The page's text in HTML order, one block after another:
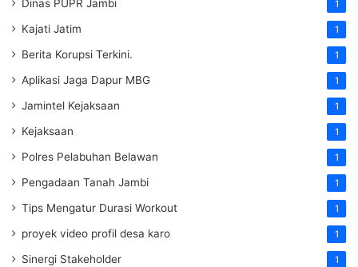
Dinas PUPR Jambi 1
Kajati Jatim 1
Berita Korupsi Terkini. 1
Aplikasi Jaga Dapur MBG 1
Jamintel Kejaksaan 1
Kejaksaan 1
Polres Pelabuhan Belawan 1
Pengadaan Tanah Jambi 1
Tips Mengatur Durasi Workout 1
proyek video profil desa karo 1
Sinergi Stakeholder 1